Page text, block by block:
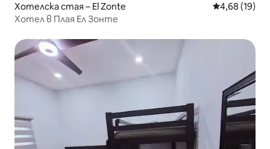
Хотелска стая – El Zonte Средна
4,68 (19)
Хотел в Плая Ел Зонте